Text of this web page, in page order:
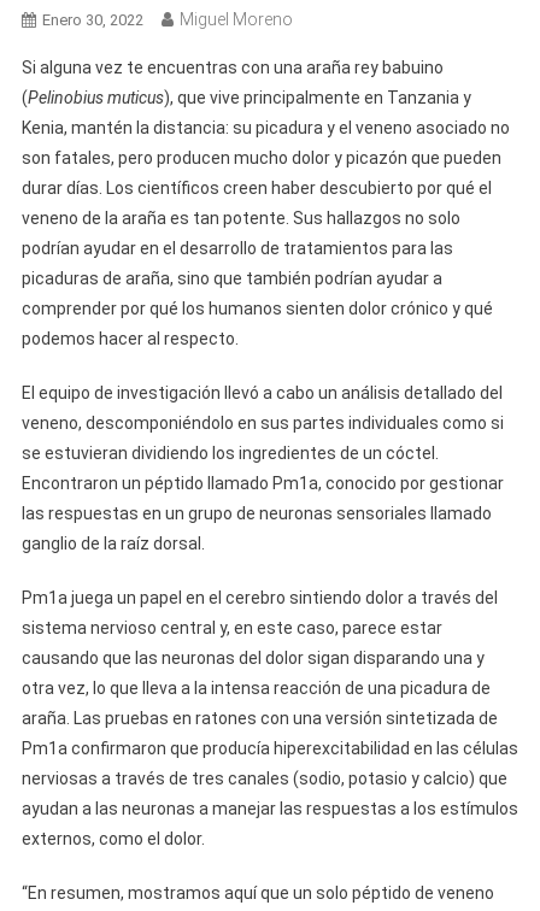
Enero 30, 2022 Miguel Moreno
Si alguna vez te encuentras con una araña rey babuino
(Pelinobius muticus), que vive principalmente en Tanzania y
Kenia, mantén la distancia: su picadura y el veneno asociado no
son fatales, pero producen mucho dolor y picazón que pueden
durar días. Los científicos creen haber descubierto por qué el
veneno de la araña es tan potente. Sus hallazgos no solo
podrían ayudar en el desarrollo de tratamientos para las
picaduras de araña, sino que también podrían ayudar a
comprender por qué los humanos sienten dolor crónico y qué
podemos hacer al respecto.
El equipo de investigación llevó a cabo un análisis detallado del
veneno, descomponiéndolo en sus partes individuales como si
se estuvieran dividiendo los ingredientes de un cóctel.
Encontraron un péptido llamado Pm1a, conocido por gestionar
las respuestas en un grupo de neuronas sensoriales llamado
ganglio de la raíz dorsal.
Pm1a juega un papel en el cerebro sintiendo dolor a través del
sistema nervioso central y, en este caso, parece estar
causando que las neuronas del dolor sigan disparando una y
otra vez, lo que lleva a la intensa reacción de una picadura de
araña. Las pruebas en ratones con una versión sintetizada de
Pm1a confirmaron que producía hiperexcitabilidad en las células
nerviosas a través de tres canales (sodio, potasio y calcio) que
ayudan a las neuronas a manejar las respuestas a los estímulos
externos, como el dolor.
“En resumen, mostramos aquí que un solo péptido de veneno